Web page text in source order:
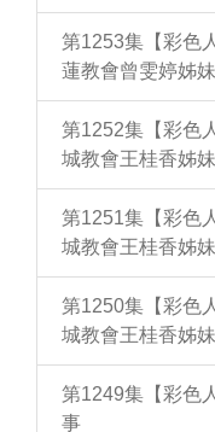
第1253集【彩色
蓮教會曾雯婷姊妹
第1252集【彩色
城教會王桂香姊妹
第1251集【彩色
城教會王桂香姊妹
第1250集【彩色
城教會王桂香姊妹
第1249集【彩色
事